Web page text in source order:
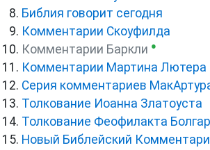
Библия говорит сегодня
Комментарии Скоуфилда
Комментарии Баркли ●
Комментарии Мартина Лютера
Серия комментариев
Толкование Иоанна Златоуста
Толкование Феофилакта
Новый Библейский